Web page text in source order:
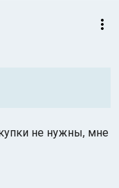
не нужны, мне